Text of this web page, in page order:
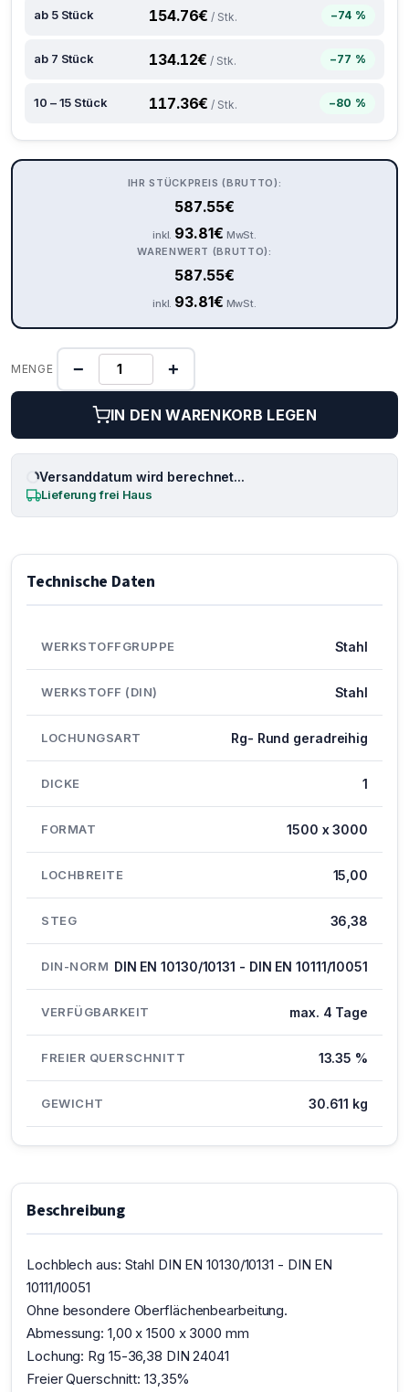
ab 5 Stück 154.76€ / Stk. −74 %
ab 7 Stück 134.12€ / Stk. −77 %
10 – 15 Stück 117.36€ / Stk. −80 %
IHR STÜCKPREIS (BRUTTO):
587.55€
inkl. 93.81€ MwSt.
WARENWERT (BRUTTO):
587.55€
inkl. 93.81€ MwSt.
MENGE − +
IN DEN WARENKORB LEGEN
Versanddatum wird berechnet...
Lieferung frei Haus
Technische Daten
WERKSTOFFGRUPPE Stahl
WERKSTOFF (DIN) Stahl
LOCHUNGSART Rg- Rund geradreihig
DICKE 1
FORMAT 1500 x 3000
LOCHBREITE 15,00
STEG 36,38
DIN-NORM DIN EN 10130/10131 - DIN EN 10111/10051
VERFÜGBARKEIT max. 4 Tage
FREIER QUERSCHNITT 13.35 %
GEWICHT 30.611 kg
Beschreibung
Lochblech aus: Stahl DIN EN 10130/10131 - DIN EN
10111/10051
Ohne besondere Oberflächenbearbeitung.
Abmessung: 1,00 x 1500 x 3000 mm
Lochung: Rg 15-36,38 DIN 24041
Freier Querschnitt: 13,35%